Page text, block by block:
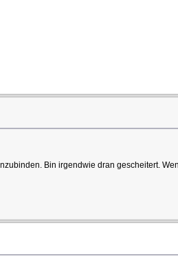
Bin irgendwie dran gescheitert.